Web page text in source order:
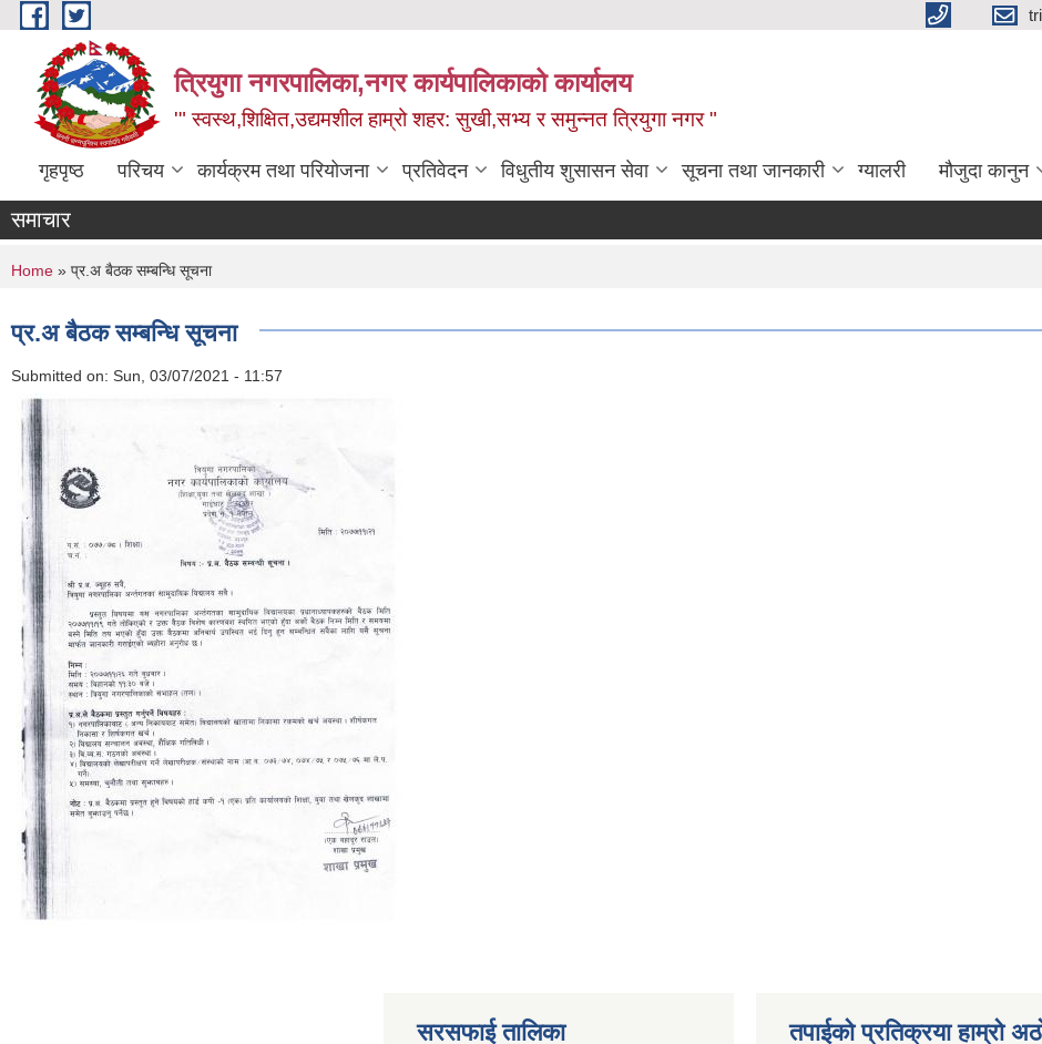
Skip to main content
त्रियुगा नगरपालिका,नगर कार्यपालिकाको कार्यालय
'" स्वस्थ,शिक्षित,उद्यमशील हाम्रो शहर: सुखी,सभ्य र समुन्नत त्रियुगा नगर "
गृहपृष्ठ परिचय कार्यक्रम तथा परियोजना प्रतिवेदन विधुतीय शुसासन सेवा सूचना तथा जानकारी ग्यालरी मौजुदा कानुन
समाचार
You are here
Home » प्र.अ बैठक सम्बन्धि सूचना
प्र.अ बैठक सम्बन्धि सूचना
Submitted on: Sun, 03/07/2021 - 11:57
सरसफाई तालिका तपाईको प्रतिक्रया हाम्रो